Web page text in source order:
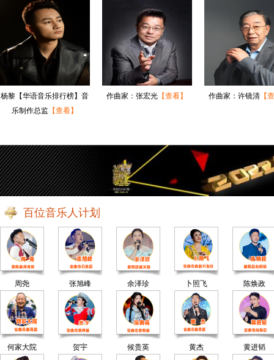
杨黎【华语音乐排行榜】音
乐制作总监 【查看】
作曲家：张宏光 【查看】 作曲家：许镜清 【
百位音乐人计划
周尧 张旭峰 余泽珍 卜照飞 陈焕政
何家大院 贺宇 候贵英 黄杰 黄进韬